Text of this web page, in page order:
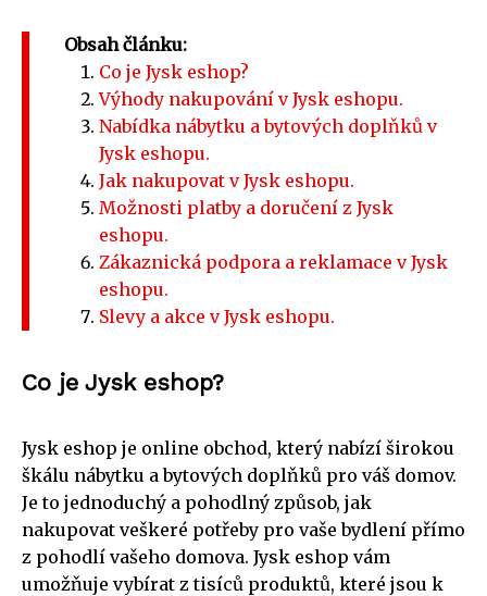
Obsah článku:
Co je Jysk eshop?
Výhody nakupování v Jysk eshopu.
Nabídka nábytku a bytových doplňků v
Jysk eshopu.
Jak nakupovat v Jysk eshopu.
Možnosti platby a doručení z Jysk
eshopu.
Zákaznická podpora a reklamace v Jysk
eshopu.
Slevy a akce v Jysk eshopu.
Co je Jysk eshop?
Jysk eshop je online obchod, který nabízí širokou
škálu nábytku a bytových doplňků pro váš domov.
Je to jednoduchý a pohodlný způsob, jak
nakupovat veškeré potřeby pro vaše bydlení přímo
z pohodlí vašeho domova. Jysk eshop vám
umožňuje vybírat z tisíců produktů, které jsou k